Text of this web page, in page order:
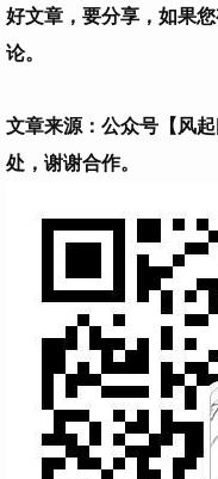
好文章，要分享，如果
论。
文章来源：公众号【风
处，谢谢合作。